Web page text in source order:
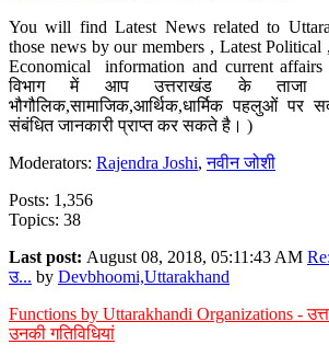
You will find Latest News related to
those news by our members , Latest Political
Economical information and current
विभाग में आप उत्तराखंड के ताजा
भौगौलिक,सामाजिक,आर्थिक,धार्मिक पहलुओं पर
संबंधित जानकारी प्राप्त कर सकते है। )
Moderators: Rajendra Joshi,नवीन जोशी
Posts: 1,356
Topics: 38
Last post: August 08, 2018, 05:11:43 AM
उ... by Devbhoomi,Uttarakhand
Functions by Uttarakhandi Organizations -
उनकी गतिविधियां